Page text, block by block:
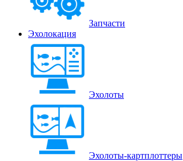
Запчасти
Эхолокация
Эхолоты
Эхолоты-картплоттеры